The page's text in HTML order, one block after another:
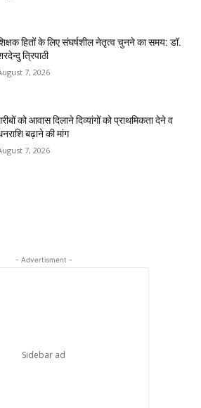
हितों के लिए संघर्षशील नेतृत्व चुनने का समय: डॉ.
त्रिपाठी
7, 2026
को आवास दिलाने दिव्यांगों को प्राथमिकता देने व
बढ़ाने की मांग
7, 2026
- Advertisment -